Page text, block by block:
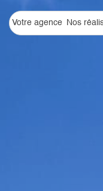
Votre agence Nos